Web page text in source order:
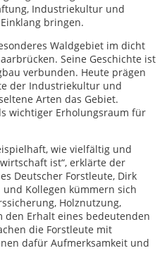
Industriekultur und
bringen.
Waldgebiet im dicht
Seine Geschichte ist
verbunden. Heute prägen
der Industriekultur und
Arten das Gebiet.
wichtiger Erholungsraum für
wie vielfältig und
ist“, erklärte der
Deutscher Forstleute, Dirk
und Kollegen kümmern sich
Holznutzung,
den Erhalt eines bedeutenden
die Forstleute mit
dafür Aufmerksamkeit und